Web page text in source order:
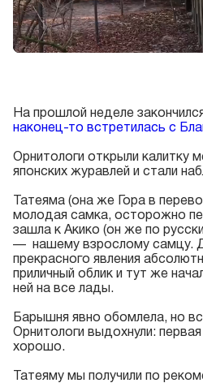
На прошлой неделе
наконец-то встретилась с
Орнитологи открыли калитку
японских журавлей и стали
Татеяма (она же Гора в
молодая самка, осторожно
зашла к Акико (он же по
— нашему взрослому самцу.
прекрасного явления
приличный облик и тут же
ней на все лады.
Барышня явно обомлела, но
Орнитологи выдохнули:
хорошо.
Татеяму мы получили по